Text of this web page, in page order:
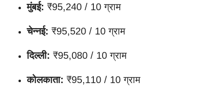
मुंबई: ₹95,240 / 10 ग्राम
चेन्नई: ₹95,520 / 10 ग्राम
दिल्ली: ₹95,080 / 10 ग्राम
कोलकाता: ₹95,110 / 10 ग्राम